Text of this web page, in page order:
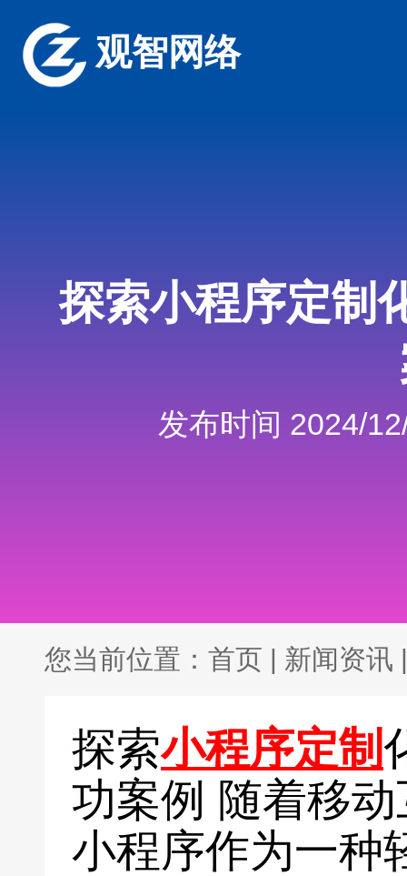
观智网络
探索小程序定制
发布时间 2024/
您当前位置： 首页 | 新闻资讯 |
探索小程序定制
功案例 随着移
小程序作为一种